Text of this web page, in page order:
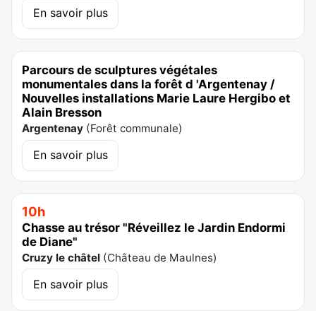
En savoir plus
Parcours de sculptures végétales
monumentales dans la forêt d 'Argentenay /
Nouvelles installations Marie Laure Hergibo et
Alain Bresson
Argentenay (Forêt communale)
En savoir plus
10h
Chasse au trésor "Réveillez le Jardin Endormi
de Diane"
Cruzy le châtel (Château de Maulnes)
En savoir plus